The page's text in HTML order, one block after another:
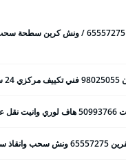
ونش ابو حليفة رقم / 65557275 / ونش كرين
عفش
سيارات